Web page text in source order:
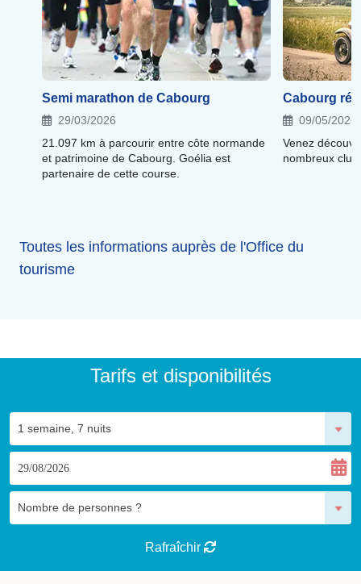
Semi marathon de Cabourg
29/03/2026
21.097 km à parcourir entre côte normande
et patrimoine de Cabourg. Goélia est
partenaire de cette course.
Cabourg
09/05/2026
Venez
nombreux
Toutes les informations auprès de l'Office du
tourisme
Tarifs et disponibilités
Rafraîchir